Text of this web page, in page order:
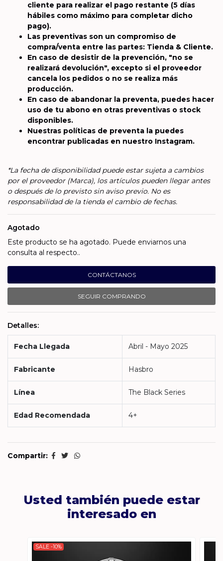
cliente para realizar el pago restante (5 días
hábiles como máximo para completar dicho
pago).
Las preventivas son un compromiso de
compra/venta entre las partes: Tienda & Cliente.
En caso de desistir de la prevención, "no se
realizará devolución", excepto si el proveedor
cancela los pedidos o no se realiza más
producción.
En caso de abandonar la preventa, puedes hacer
uso de tu abono en otras preventivas o stock
disponibles.
Nuestras políticas de preventa la puedes
encontrar publicadas en nuestro Instagram.
*La fecha de disponibilidad puede estar sujeta a cambios
por el proveedor (Marca), los artículos pueden llegar antes
o después de lo previsto sin aviso previo. No es
responsabilidad de la tienda el cambio de fechas.
Agotado
Este producto se ha agotado. Puede enviarnos una
consulta al respecto..
CONTÁCTANOS
SEGUIR COMPRANDO
Detalles:
Fecha Llegada Abril - Mayo 2025
Fabricante Hasbro
Línea The Black Series
Edad Recomendada 4+
Compartir:
Usted también puede estar
interesado en
SALE -10%